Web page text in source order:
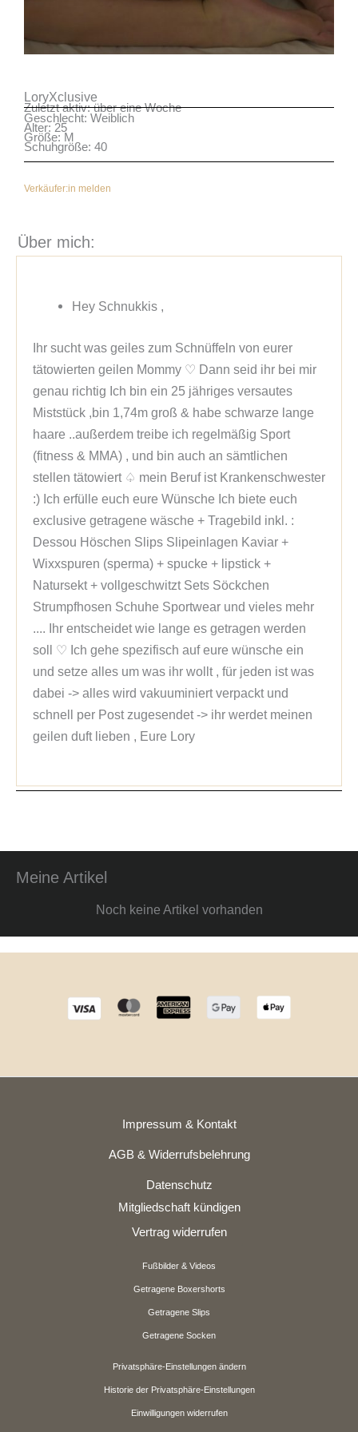
LoryXclusive
Zuletzt aktiv: über eine Woche
Geschlecht: Weiblich
Alter: 25
Größe: M
Schuhgröße: 40
Verkäufer:in melden
Über mich:
Hey Schnukkis ,
Ihr sucht was geiles zum Schnüffeln von eurer
tätowierten geilen Mommy ♡ Dann seid ihr bei mir
genau richtig Ich bin ein 25 jähriges versautes
Miststück ,bin 1,74m groß & habe schwarze lange
haare ..außerdem treibe ich regelmäßig Sport
(fitness & MMA) , und bin auch an sämtlichen
stellen tätowiert ♤ mein Beruf ist Krankenschwester
:) Ich erfülle euch eure Wünsche Ich biete euch
exclusive getragene wäsche + Tragebild inkl. :
Dessou Höschen Slips Slipeinlagen Kaviar +
Wixxspuren (sperma) + spucke + lipstick +
Natursekt + vollgeschwitzt Sets Söckchen
Strumpfhosen Schuhe Sportwear und vieles mehr
.... Ihr entscheidet wie lange es getragen werden
soll ♡ Ich gehe spezifisch auf eure wünsche ein
und setze alles um was ihr wollt , für jeden ist was
dabei -> alles wird vakuuminiert verpackt und
schnell per Post zugesendet -> ihr werdet meinen
geilen duft lieben , Eure Lory
Meine Artikel
Noch keine Artikel vorhanden
Impressum & Kontakt
AGB & Widerrufsbelehrung
Datenschutz
Mitgliedschaft kündigen
Vertrag widerrufen
Fußbilder & Videos
Getragene Boxershorts
Getragene Slips
Getragene Socken
Privatsphäre-Einstellungen ändern
Historie der Privatsphäre-Einstellungen
Einwilligungen widerrufen